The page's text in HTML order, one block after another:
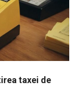
taxei de